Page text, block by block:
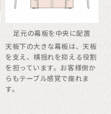
足元の幕板を中央に配置
天板下の大きな幕板は、天板
を支え、横揺れを抑える役割
を担っています。お客様側か
らもテーブル感覚で座れま
す。